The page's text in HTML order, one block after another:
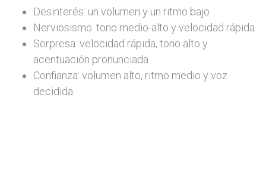
Desinterés: un volumen y un ritmo bajo
Nerviosismo: tono medio-alto y velocidad rápida
Sorpresa: velocidad rápida, tono alto y
acentuación pronunciada
Confianza: volumen alto, ritmo medio y voz
decidida.